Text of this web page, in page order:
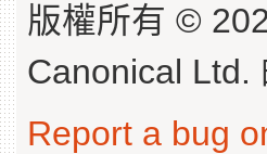
版權所有 ©
Canonical Ltd.
Report a bug